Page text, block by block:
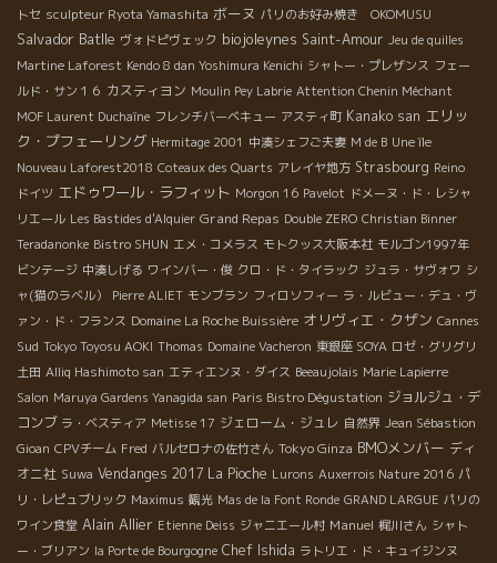
トセ sculpteur Ryota Yamashita ボーヌ パリのお好み焼き OKOMUSU
Salvador Batlle ヴォドピヴェック biojoleynes Saint-Amour Jeu de quilles
Martine Laforest Kendo 8 dan Yoshimura Kenichi シャトー・プレザンス フェー
ルド・サン１６ カスティヨン Moulin Pey Labrie Attention Chenin Méchant
MOF Laurent Duchaîne フレンチバーベキュー アスティ町 Kanako san エリッ
ク・プフェーリング Hermitage 2001 中湊シェフご夫妻 M de B Une île
Nouveau Laforest2018 Coteaux des Quarts アレイヤ地方 Strasbourg Reino
ドイツ エドゥワール・ラフィット Morgon 16 Pavelot ドメーヌ・ド・レシャ
リエール Les Bastides d'Alquier Grand Repas Double ZERO Christian Binner
Teradanonke Bistro SHUN エメ・コメラス モトクッス大阪本社 モルゴン1997年
ビンテージ 中湊しげる ワインバー・俊 クロ・ド・タイラック ジュラ・サヴォワ シ
ャ(猫のラベル）
Pierre ALIET モンブラン フィロソフィー ラ・ルビュー・デュ・ヴ
ァン・ド・フランス Domaine La Roche Buissière オリヴィエ・クザン Cannes
Sud Tokyo Toyosu AOKI Thomas Domaine Vacheron 東銀座 SOYA ロゼ・グリグリ
土田 Alliq Hashimoto san エティエンヌ・ダイス Beeaujolais Marie Lapierre
Salon Maruya Gardens Yanagida san Paris Bistro Dégustation ジョルジュ・デ
コンブ ラ・ベスティア Metisse 17 ジェローム・ジュレ 自然界 Jean Sébastion
Gioan CPVチーム Fred バルセロナの佐竹さん Tokyo Ginza BMOメンバー ディ
オニ社 Suwa Vendanges 2017 La Pioche Lurons Auxerrois Nature 2016 パ
リ・レピュブリック Maximus 観光 Mas de la Font Ronde GRAND LARGUE パリの
ワイン食堂 Alain Allier Etienne Deiss ジャニエール村 Manuel 梶川さん シャト
ー・ブリアン la Porte de Bourgogne Chef Ishida ラトリエ・ド・キュイジンヌ